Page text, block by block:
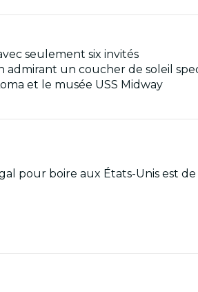
seulement six invités
admirant un coucher de soleil
et le musée USS Midway
pour boire aux États-Unis est de